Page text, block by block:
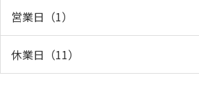
営業日（1）
休業日（11）